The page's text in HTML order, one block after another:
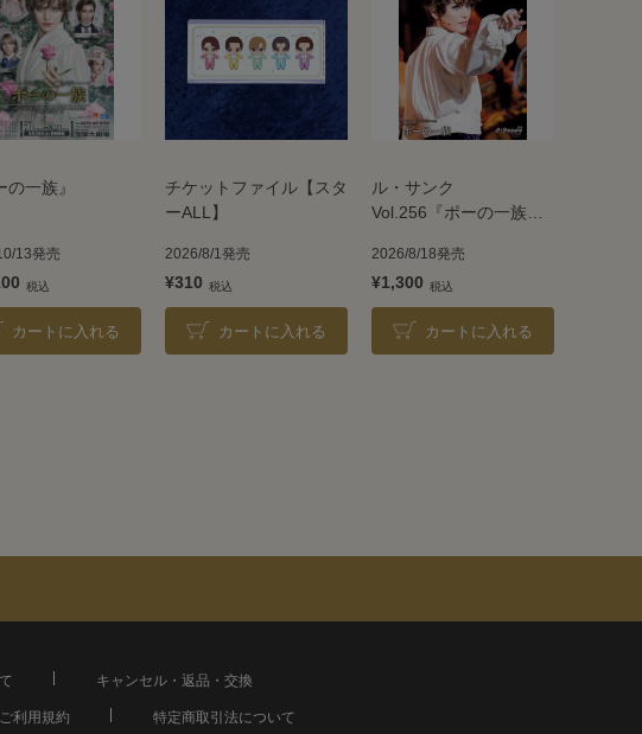
の一族』
13発売
カートに入れる
チケットファイル【スタ
ーALL】
2026/8/1発売
¥310
カートに入れる
ル・サンク
Vol.256『ポーの一族』
2026/8/18発売
¥1,300
カートに入れる
キャンセル・返品・交換
ご利用規約 特定商取引法について